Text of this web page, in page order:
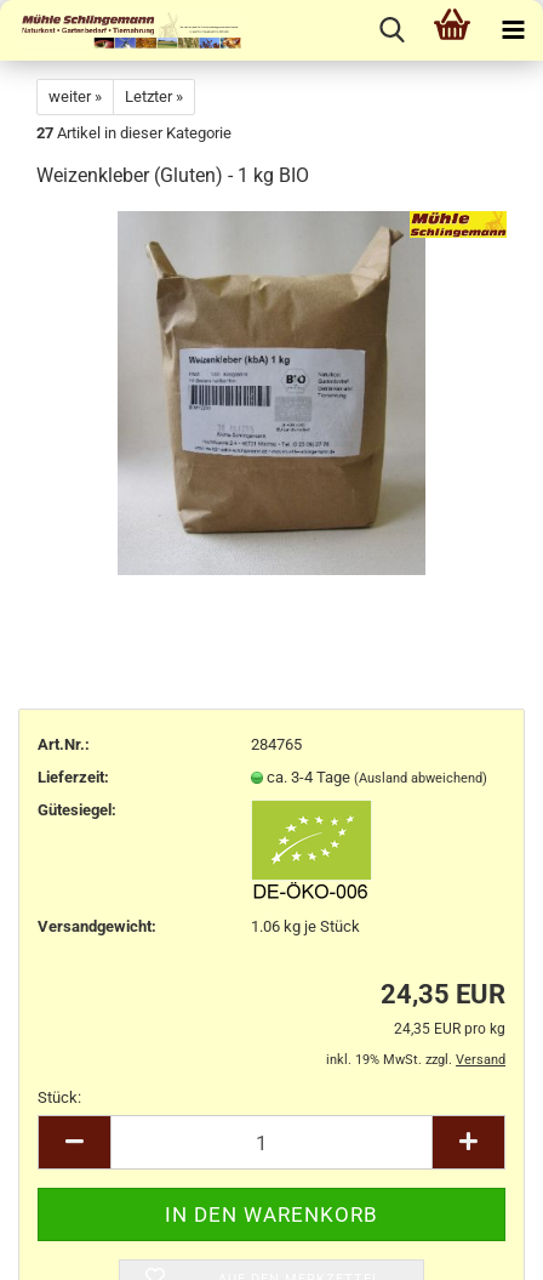
weiter »
Letzter »
27 Artikel in dieser Kategorie
Weizenkleber (Gluten) - 1 kg BIO
Art.Nr.:
284765
Lieferzeit:
ca. 3-4 Tage (Ausland abweichend)
Gütesiegel:
Versandgewicht: 1.06kg je Stück
24,35 EUR
24,35 EUR pro kg
inkl. 19% MwSt. zzgl. Versand
Stück: